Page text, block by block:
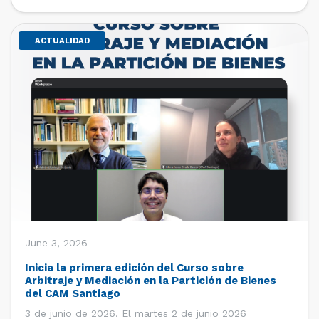
de estudiantes de […]
ACTUALIDAD
June 3, 2026
Inicia la primera edición del Curso sobre
Arbitraje y Mediación en la Partición de Bienes
del CAM Santiago
3 de junio de 2026. El martes 2 de junio 2026